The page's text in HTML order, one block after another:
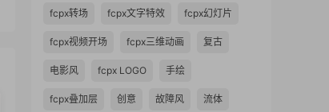
fcpx转场 fcpx文字特效 fcpx幻灯片
fcpx视频开场 fcpx三维动画 复古
电影风 fcpx LOGO 手绘
fcpx叠加层 创意 故障风 流体